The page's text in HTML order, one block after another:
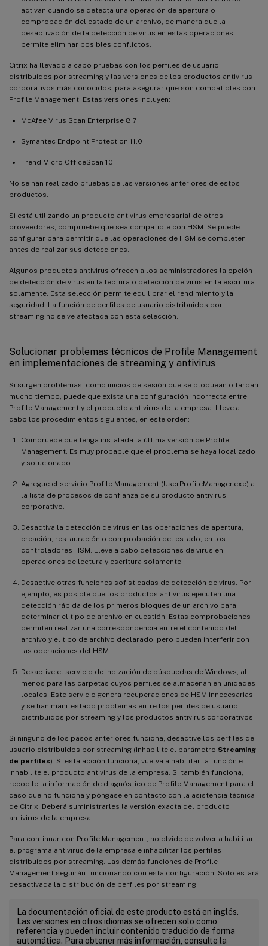
activan cuando se detecta una operación de apertura o
comprobación del estado de un archivo, de manera que la
desactivación de la detección de virus en estas operaciones
permite eliminar posibles conflictos.
Citrix ha llevado a cabo pruebas con los perfiles de usuario
distribuidos por streaming y las versiones de los productos antivirus
corporativos más conocidos, para asegurar que son compatibles con
Profile Management. Estas versiones incluyen:
McAfee Virus Scan Enterprise 8.7
Symantec Endpoint Protection 11.0
Trend Micro OfficeScan 10
No se han realizado pruebas de las versiones anteriores de estos
productos.
Si está utilizando un producto antivirus empresarial de otros
proveedores, compruebe que sea compatible con HSM. Se puede
configurar para permitir que las operaciones de HSM se completen
antes de realizar sus detecciones.
Algunos productos antivirus ofrecen a los administradores la opción
de detección de virus en la lectura o detección de virus en la escritura
solamente. Esta selección permite equilibrar el rendimiento y la
seguridad. La función de perfiles de usuario distribuidos por
streaming no se ve afectada con esta selección.
Solucionar problemas técnicos de Profile Management
en implementaciones de streaming y antivirus
Si surgen problemas, como inicios de sesión que se bloquean o tardan
mucho tiempo, puede que exista una configuración incorrecta entre
Profile Management y el producto antivirus de la empresa. Lleve a
cabo los procedimientos siguientes, en este orden:
Compruebe que tenga instalada la última versión de Profile
Management. Es muy probable que el problema se haya localizado
y solucionado.
Agregue el servicio Profile Management (UserProfileManager.exe) a
la lista de procesos de confianza de su producto antivirus
corporativo.
Desactiva la detección de virus en las operaciones de apertura,
creación, restauración o comprobación del estado, en los
controladores HSM. Lleve a cabo detecciones de virus en
operaciones de lectura y escritura solamente.
Desactive otras funciones sofisticadas de detección de virus. Por
ejemplo, es posible que los productos antivirus ejecuten una
detección rápida de los primeros bloques de un archivo para
determinar el tipo de archivo en cuestión. Estas comprobaciones
permiten realizar una correspondencia entre el contenido del
archivo y el tipo de archivo declarado, pero pueden interferir con
las operaciones del HSM.
Desactive el servicio de indización de búsquedas de Windows, al
menos para las carpetas cuyos perfiles se almacenan en unidades
locales. Este servicio genera recuperaciones de HSM innecesarias,
y se han manifestado problemas entre los perfiles de usuario
distribuidos por streaming y los productos antivirus corporativos.
Si ninguno de los pasos anteriores funciona, desactive los perfiles de
usuario distribuidos por streaming (inhabilite el parámetro Streaming
de perfiles). Si esta acción funciona, vuelva a habilitar la función e
inhabilite el producto antivirus de la empresa. Si también funciona,
recopile la información de diagnóstico de Profile Management para el
caso que no funciona y póngase en contacto con la asistencia técnica
de Citrix. Deberá suministrarles la versión exacta del producto
antivirus de la empresa.
Para continuar con Profile Management, no olvide de volver a habilitar
el programa antivirus de la empresa e inhabilitar los perfiles
distribuidos por streaming. Las demás funciones de Profile
Management seguirán funcionando con esta configuración. Solo estará
desactivada la distribución de perfiles por streaming.
La documentación oficial de este producto está en inglés.
Las versiones en otros idiomas se ofrecen solo como
referencia y pueden incluir contenido traducido de forma
automática. Para obtener más información, consulte la